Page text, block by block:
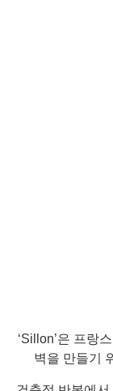
‘Sillon’은 프랑
벽을 만들기